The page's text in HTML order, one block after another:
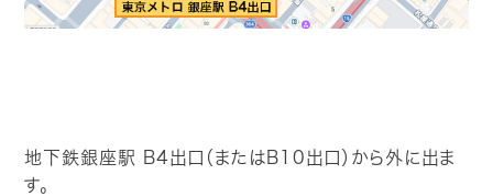
地下鉄銀座駅 B4出口（またはB10出口）から外に出ま
す。